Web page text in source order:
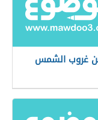
غروب الشمس